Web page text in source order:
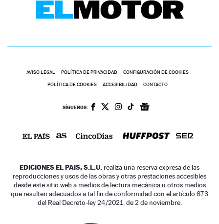
AVISO LEGAL POLÍTICA DE PRIVACIDAD CONFIGURACIÓN DE COOKIES
POLÍTICA DE COOKIES ACCESIBILIDAD CONTACTO
SÍGUENOS:
EDICIONES EL PAIS, S.L.U. realiza una reserva expresa de las
reproducciones y usos de las obras y otras prestaciones accesibles
desde este sitio web a medios de lectura mecánica u otros medios
que resulten adecuados a tal fin de conformidad con el artículo 67.3
del Real Decreto-ley 24/2021, de 2 de noviembre.